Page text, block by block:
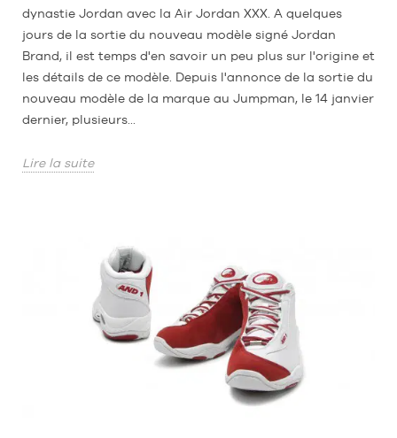
dynastie Jordan avec la Air Jordan XXX. A quelques
jours de la sortie du nouveau modèle signé Jordan
Brand, il est temps d'en savoir un peu plus sur l'origine et
les détails de ce modèle. Depuis l'annonce de la sortie du
nouveau modèle de la marque au Jumpman, le 14 janvier
dernier, plusieurs...
Lire la suite